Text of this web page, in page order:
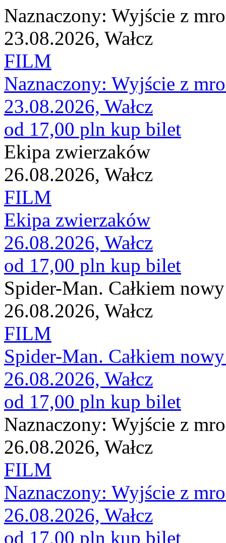
Naznaczony: Wyjście z
23.08.2026, Wałcz
FILM
Naznaczony: Wyjście z
23.08.2026, Wałcz
od 17,00 pln kup bilet
Ekipa zwierzaków
26.08.2026, Wałcz
FILM
Ekipa zwierzaków
26.08.2026, Wałcz
od 17,00 pln kup bilet
Spider-Man. Całkiem
26.08.2026, Wałcz
FILM
Spider-Man. Całkiem
26.08.2026, Wałcz
od 17,00 pln kup bilet
Naznaczony: Wyjście z
26.08.2026, Wałcz
FILM
Naznaczony: Wyjście z
26.08.2026, Wałcz
od 17,00 pln kup bilet